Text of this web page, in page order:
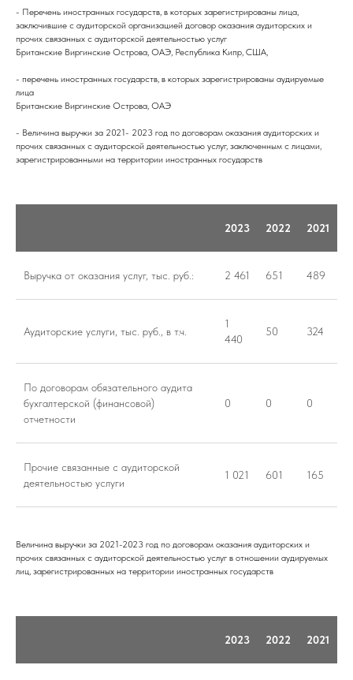
- Перечень иностранных государств, в которых зарегистрированы лица,
заключившие с аудиторской организацией договор оказания аудиторских и
прочих связанных с аудиторской деятельностью услуг
Британские Виргинские Острова, ОАЭ, Республика Кипр, США,
- перечень иностранных государств, в которых зарегистрированы аудируемые
лица
Британские Виргинские Острова, ОАЭ
- Величина выручки за 2021- 2023 год по договорам оказания аудиторских и
прочих связанных с аудиторской деятельностью услуг, заключенным с лицами,
зарегистрированными на территории иностранных государств
2023 2022 2021
Выручка от оказания услуг, тыс. руб.: 2 461 651 489
Аудиторские услуги, тыс. руб., в т.ч.
1
440
50 324
По договорам обязательного аудита
бухгалтерской (финансовой)
отчетности
0 0 0
Прочие связанные с аудиторской
деятельностью услуги
1 021 601 165
Величина выручки за 2021-2023 год по договорам оказания аудиторских и
прочих связанных с аудиторской деятельностью услуг в отношении аудируемых
лиц, зарегистрированных на территории иностранных государств
2023 2022 2021